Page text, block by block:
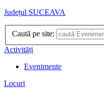
Județul SUCEAVA
Caută pe site:
Activități
Evenimente
Locuri